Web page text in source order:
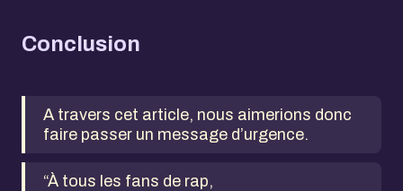
Conclusion
A travers cet article, nous aimerions donc
faire passer un message d’urgence.
“À tous les fans de rap,